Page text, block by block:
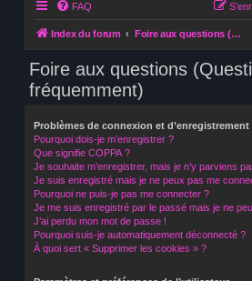
FAQ
Index du forum Foire aux questions (Questions posées fréquemment)
Foire aux questions
fréquemment)
Problèmes de connexion et d’enregistrement
Pourquoi dois-je m’enregistrer ?
Que signifie COPPA ?
Je souhaite m’enregistrer, mais je n’y parviens
Je suis enregistré mais je ne peux pas me
Pourquoi ne puis-je pas me connecter ?
Je me suis enregistré par le passé mais je ne
J’ai perdu mon mot de passe !
Pourquoi suis-je automatiquement déconnecté ?
À quoi sert « Supprimer les cookies » ?